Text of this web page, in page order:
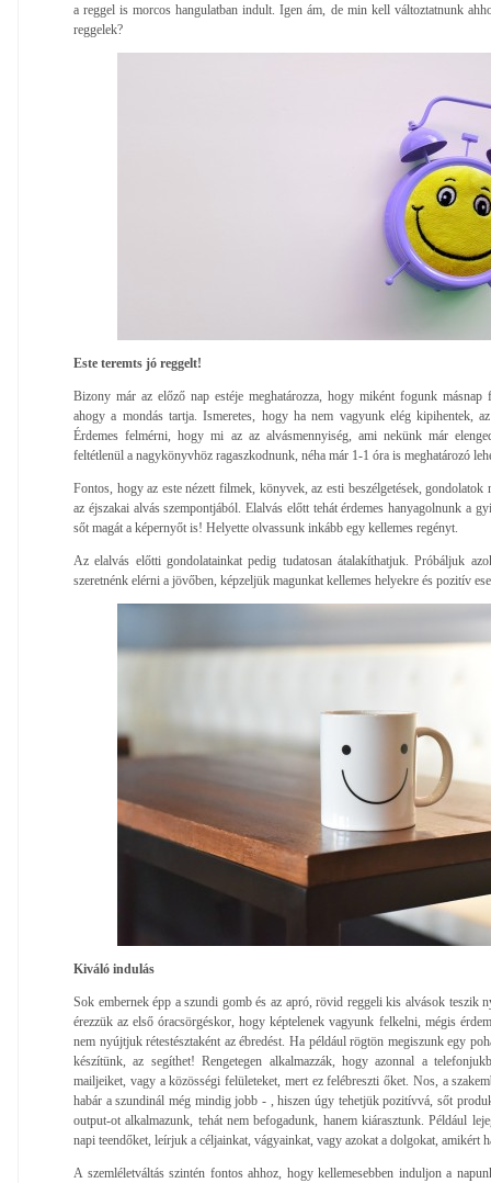
a reggel is morcos hangulatban indult. Igen ám, de min kell változtatnunk
reggelek?
Este teremts jó reggelt!
Bizony már az előző nap estéje meghatározza, hogy miként fogunk
ahogy a mondás tartja. Ismeretes, hogy ha nem vagyunk elég kipihentek,
Érdemes felmérni, hogy mi az az alvásmennyiség, ami nekünk már
feltétlenül a nagykönyvhöz ragaszkodnunk, néha már 1-1 óra is meghatározó
Fontos, hogy az este nézett filmek, könyvek, az esti beszélgetések, gondolatok
az éjszakai alvás szempontjából. Elalvás előtt tehát érdemes hanyagolnunk a
sőt magát a képernyőt is! Helyette olvassunk inkább egy kellemes regényt.
Az elalvás előtti gondolatainkat pedig tudatosan átalakíthatjuk. Próbáljuk
szeretnénk elérni a jövőben, képzeljük magunkat kellemes helyekre és pozitív
Kiváló indulás
Sok embernek épp a szundi gomb és az apró, rövid reggeli kis alvások teszik
érezzük az első óracsörgéskor, hogy képtelenek vagyunk felkelni, mégis
nem nyújtjuk rétestésztaként az ébredést. Ha például rögtön megiszunk egy
készítünk, az segíthet! Rengetegen alkalmazzák, hogy azonnal a
mailjeiket, vagy a közösségi felületeket, mert ez felébreszti őket. Nos, a
habár a szundinál még mindig jobb - , hiszen úgy tehetjük pozitívvá, sőt
output-ot alkalmazunk, tehát nem befogadunk, hanem kiárasztunk. Például
napi teendőket, leírjuk a céljainkat, vágyainkat, vagy azokat a dolgokat, amikért
A szemléletváltás szintén fontos ahhoz, hogy kellemesebben induljon a